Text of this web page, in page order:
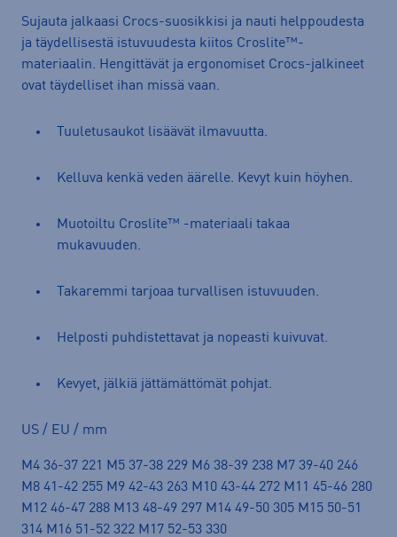
Sujauta jalkaasi Crocs-suosikkisi ja nauti helppoudesta
ja täydellisestä istuvuudesta kiitos Croslite™-
materiaalin. Hengittävät ja ergonomiset Crocs-jalkineet
ovat täydelliset ihan missä vaan.
Tuuletusaukot lisäävät ilmavuutta.
Kelluva kenkä veden äärelle. Kevyt kuin höyhen.
Muotoiltu Croslite™ -materiaali takaa
mukavuuden.
Takaremmi tarjoaa turvallisen istuvuuden.
Helposti puhdistettavat ja nopeasti kuivuvat.
Kevyet, jälkiä jättämättömät pohjat.
US / EU / mm
M4 36-37 221 M5 37-38 229 M6 38-39 238 M7 39-40 246
M8 41-42 255 M9 42-43 263 M10 43-44 272 M11 45-46 280
M12 46-47 288 M13 48-49 297 M14 49-50 305 M15 50-51
314 M16 51-52 322 M17 52-53 330